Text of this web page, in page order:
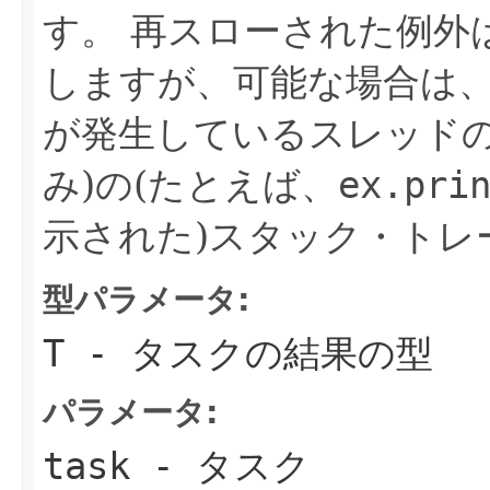
す。
再スローされた例外
しますが、可能な場合は
が発生しているスレッド
み)の(たとえば、
示された)スタック・トレ
型パラメータ:
T - タスクの結果の型
パラメータ:
task - タスク